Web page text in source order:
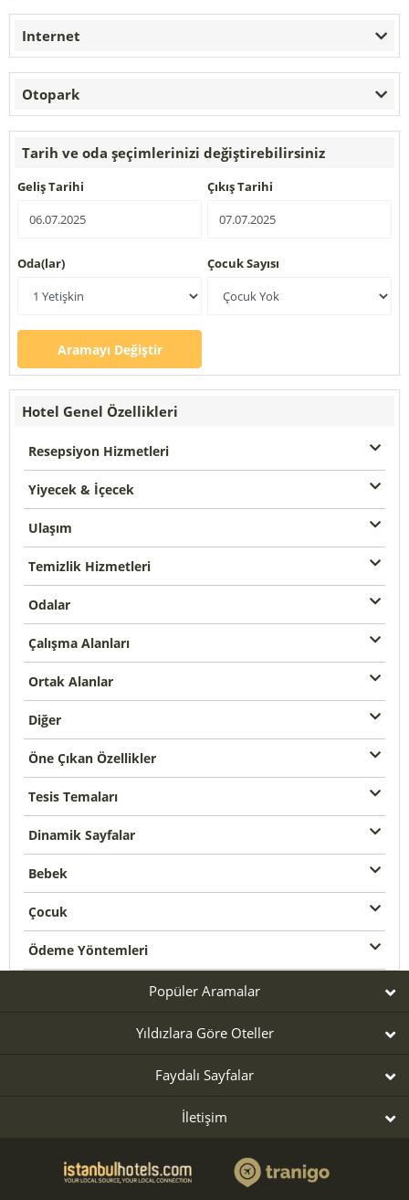
Internet
Otopark
Tarih ve oda şeçimlerinizi değiştirebilirsiniz
Geliş Tarihi Çıkış Tarihi
Oda(lar) Çocuk Sayısı
Aramayı Değiştir
Hotel Genel Özellikleri
Resepsiyon Hizmetleri
Yiyecek & İçecek
Ulaşım
Temizlik Hizmetleri
Odalar
Çalışma Alanları
Ortak Alanlar
Diğer
Öne Çıkan Özellikler
Tesis Temaları
Dinamik Sayfalar
Bebek
Çocuk
Ödeme Yöntemleri
Popüler Aramalar
Yıldızlara Göre Oteller
Faydalı Sayfalar
İletişim